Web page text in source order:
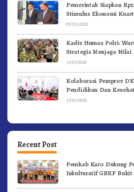
Pemerintah Siapkan
Stimulus Ekonomi
03/02/2026
Kadiv Humas Polri:
Strategis Menjaga Nilai
dan NKRI
31/01/2026
Kolaborasi Pemprov
Pendidikan Dan
31/01/2026
Recent Post
Pemkab Karo Dukung
Inkulturatif GBKP Bukit